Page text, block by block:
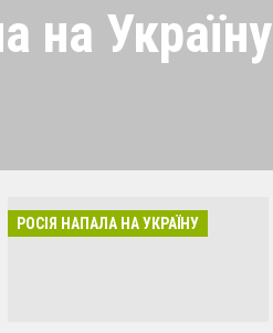
на Україну
Ми боремось
РОСІЯ НАПАЛА НА УКРАЇНУ